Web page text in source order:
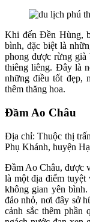
Khi đến Đền Hùng,
bình, đặc biệt là
phong được rừng già
thiêng liêng. Đây là
những điều tốt đẹp,
thêm thăng hoa.
Đầm Ao Châu
Địa chỉ: Thuộc thị
Phụ Khánh, huyện
Đầm Ao Châu, được
là một địa điểm
không gian yên
đảo nhỏ, nơi đây sở
cảnh sắc thêm phần